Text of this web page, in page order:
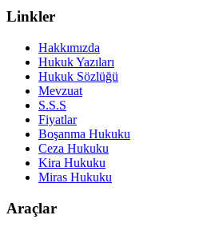
Linkler
Hakkımızda
Hukuk Yazıları
Hukuk Sözlüğü
Mevzuat
S.S.S
Fiyatlar
Boşanma Hukuku
Ceza Hukuku
Kira Hukuku
Miras Hukuku
Araçlar